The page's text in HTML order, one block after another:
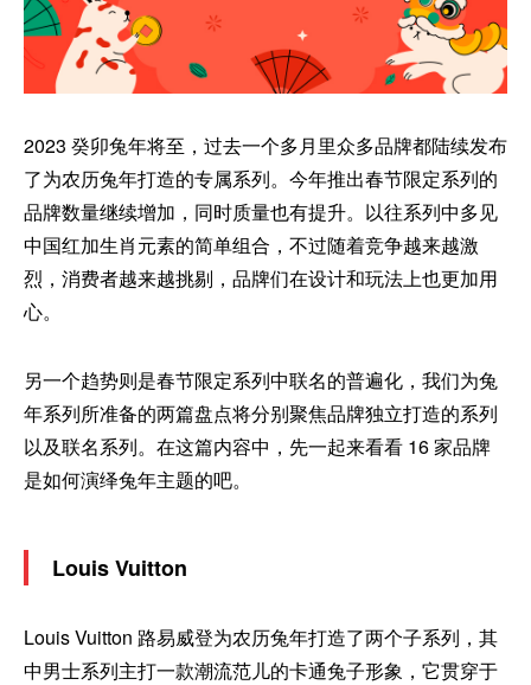
2023 癸卯兔年将至，过去一个多月里众多品牌都陆续发布
了为农历兔年打造的专属系列。今年推出春节限定系列的
品牌数量继续增加，同时质量也有提升。以往系列中多见
中国红加生肖元素的简单组合，不过随着竞争越来越激
烈，消费者越来越挑剔，品牌们在设计和玩法上也更加用
心。
另一个趋势则是春节限定系列中联名的普遍化，我们为兔
年系列所准备的两篇盘点将分别聚焦品牌独立打造的系列
以及联名系列。在这篇内容中，先一起来看看 16 家品牌
是如何演绎兔年主题的吧。
Louis Vuitton
Louis Vuitton 路易威登为农历兔年打造了两个子系列，其
中男士系列主打一款潮流范儿的卡通兔子形象，它贯穿于